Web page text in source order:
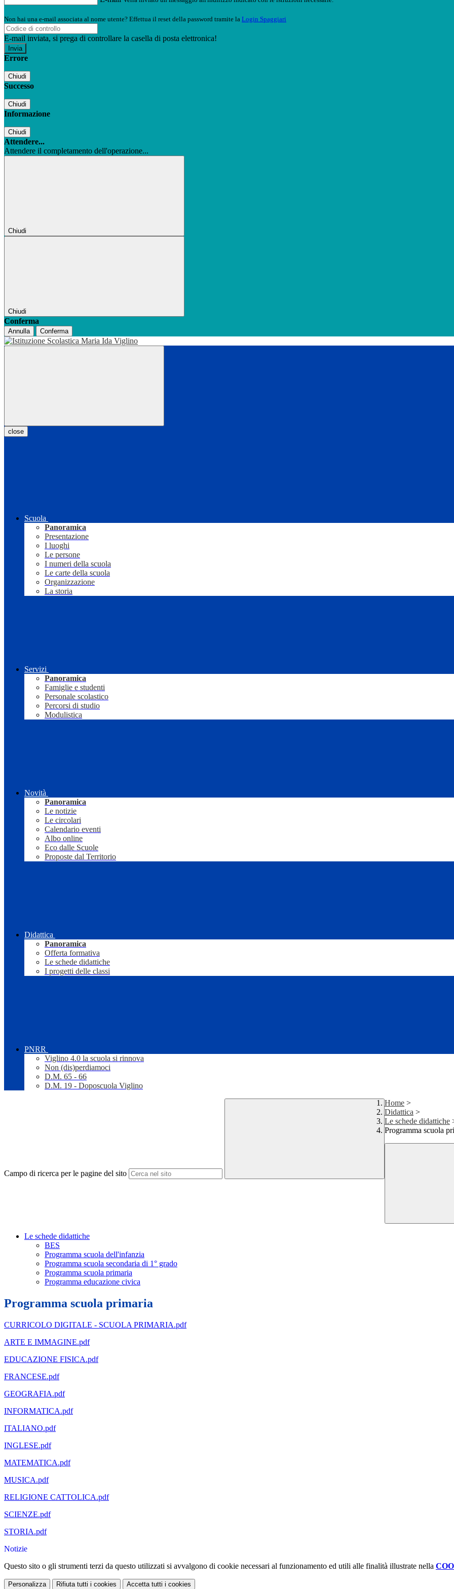
Non hai una e-mail associata al nome utente? Effettua il reset della password tramite la Login Spaggiari
E-mail inviata, si prega di controllare la casella di posta elettronica!
Errore
Chiudi
Successo
Chiudi
Informazione
Chiudi
Attendere...
Attendere il completamento dell'operazione...
Chiudi
Chiudi
Conferma
Annulla Conferma
close
Scuola
Panoramica
Presentazione
I luoghi
Le persone
I numeri della scuola
Le carte della scuola
Organizzazione
La storia
Servizi
Panoramica
Famiglie e studenti
Personale scolastico
Percorsi di studio
Modulistica
Novità
Panoramica
Le notizie
Le circolari
Calendario eventi
Albo online
Eco dalle Scuole
Proposte dal Territorio
Didattica
Panoramica
Offerta formativa
Le schede didattiche
I progetti delle classi
PNRR
Viglino 4.0 la scuola si rinnova
Non (dis)perdiamoci
D.M. 65 - 66
D.M. 19 - Doposcuola Viglino
Campo di ricerca per le pagine del sito
Home >
Didattica >
Le schede didattiche
Programma scuola
Le schede didattiche
BES
Programma scuola dell'infanzia
Programma scuola secondaria di 1° grado
Programma scuola primaria
Programma educazione civica
Programma scuola primaria
CURRICOLO DIGITALE - SCUOLA PRIMARIA.pdf
ARTE E IMMAGINE.pdf
EDUCAZIONE FISICA.pdf
FRANCESE.pdf
GEOGRAFIA.pdf
INFORMATICA.pdf
ITALIANO.pdf
INGLESE.pdf
MATEMATICA.pdf
MUSICA.pdf
RELIGIONE CATTOLICA.pdf
SCIENZE.pdf
STORIA.pdf
Notizie
Questo sito o gli strumenti terzi da questo utilizzati si avvalgono di cookie necessari al funzionamento ed utili alle finalità illustrate nella
Personalizza Rifiuta tutti i cookies Accetta tutti i cookies